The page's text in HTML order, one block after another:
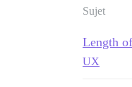
Sujet
Length
UX